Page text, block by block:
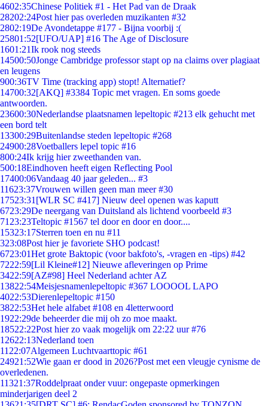
4602:35Chinese Politiek #1 - Het Pad van de Draak
28202:24Post hier pas overleden muzikanten #32
2802:19De Avondetappe #177 - Bijna voorbij :(
25801:52[UFO/UAP] #16 The Age of Disclosure
1601:21Ik rook nog steeds
14500:50Jonge Cambridge professor stapt op na claims over plagiaat
en leugens
900:36TV Time (tracking app) stopt! Alternatief?
14700:32[AKQ] #3384 Topic met vragen. En soms goede
antwoorden.
23600:30Nederlandse plaatsnamen lepeltopic #213 elk gehucht met
een bord telt
13300:29Buitenlandse steden lepeltopic #268
24900:28Voetballers lepel topic #16
800:24Ik krijg hier zweethanden van.
500:18Eindhoven heeft eigen Reflecting Pool
17400:06Vandaag 40 jaar geleden... #3
11623:37Vrouwen willen geen man meer #30
17523:31 [WLR SC #417] Nieuw deel openen was kaputt
6723:29De neergang van Duitsland als lichtend voorbeeld #3
71 23:23Teltopic #1567 tel door en door en door....
15323:17Sterren toen en nu #11
323:08Post hier je favoriete SHO podcast!
6723:01Het grote Baktopic (voor bakfoto's, -vragen en -tips) #42
7222:59[Lil Kleine#12] Nieuwe afleveringen op Prime
3422:59[AZ#98] Heel Nederland achter AZ
13822:54Meisjesnamenlepeltopic #367 LOOOOL LAPO
4022:53Dierenlepeltopic #150
3822:53Het hele alfabet #108 en 4letterwoord
1922:29de beheerder die mij oh zo moe maakt.
18522:22Post hier zo vaak mogelijk om 22:22 uur #76
12622:13Nederland toen
11 22:07Algemeen Luchtvaarttopic #61
24921:52Wie gaan er dood in 2026?Post met een vleugje cynisme de
overledenen.
11321:37Roddelpraat onder vuur: ongepaste opmerkingen
minderjarigen deel 2